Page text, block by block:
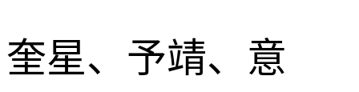
奎星、予靖、意